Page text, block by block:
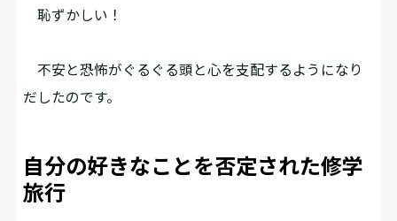
恥ずかしい！
不安と恐怖がぐるぐる頭と心を支配するようになり
だしたのです。
自分の好きなことを否定された修学
旅行